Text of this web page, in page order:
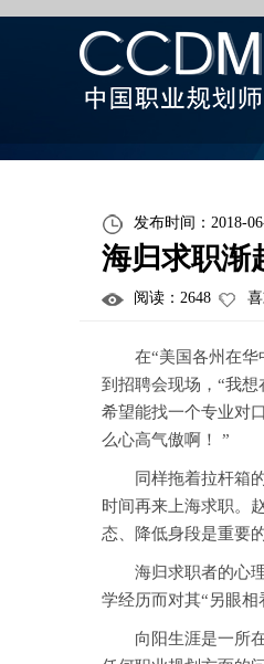
发布时间：2018-
海归求职渐
阅读： 2648 喜
在“美国各州在华中
到招聘会现场，“我
希望能找一个专业对
么心高气傲啊！ ”
同样拖着拉杆箱的
时间再来上海求职。
态、降低身段是重要
海归求职者的心理
学经历而对其“另眼相
向阳生涯是一所在